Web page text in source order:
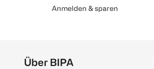
Anmelden & sparen
Über BIPA